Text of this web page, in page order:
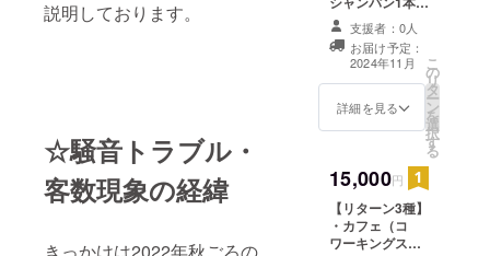
説明しております。
☆騒音トラブル・
客数現象の経緯
日まで ※支援額
が目標以上にな
りましたら別途
アナウンスし有
効期限を延長い
たします
提供チケット】
・初回来店時に
お渡しいたしま
す。店主にクラ
ウドファンディ
ングで支援をし
11月23日まで ※
支援額が目標以
上になりました
ら別途アナウン
スし有効期限を
支援者：0人
お届け予定：
2024年11月
詳細を見る
こ
の
リ
タ
ー
ン
を
選
択
す
る
15,000円
【リターン3種】
・カフェ（コ
ワーキングス